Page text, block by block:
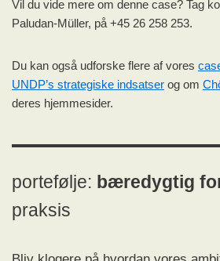
Vil du vide mere om denne case? Tag
Paludan-Müller, på +45 26 258 253.
Du kan også udforske flere af vores
UNDP’s strategiske indsatser og om
deres hjemmesider.
portefølje: bæredygtig
praksis